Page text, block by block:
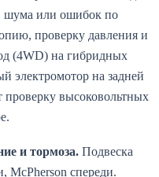
шума или ошибок по
проверку давления и
(4WD) на гибридных
электромотор на задней
высоковольтных
и тормоза. Подвеска
McPherson спереди.